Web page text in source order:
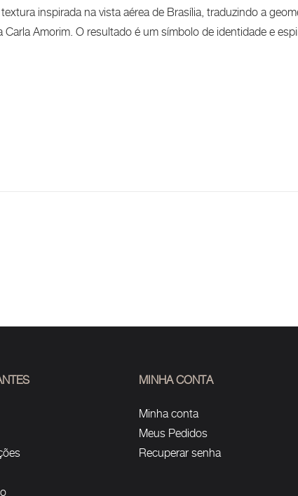
inspirada na vista aérea de Brasília, traduzindo a
Amorim. O resultado é um símbolo de identidade e
MINHA CONTA
Minha conta
Meus Pedidos
Recuperar senha